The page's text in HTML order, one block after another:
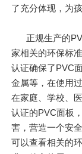
了充分体现，为
正规生产的
家相关的环保标
认证确保了PVC
金属等，在使用
在家庭、学校、
认证的PVC面板
害，营造一个安
可以查看相关的